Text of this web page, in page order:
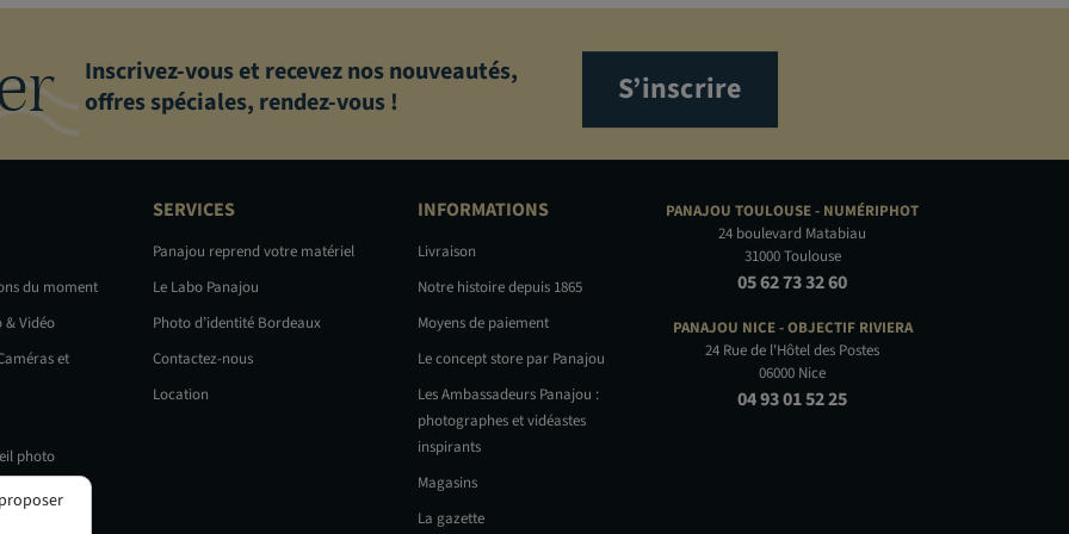
Inscrivez-vous et recevez nos nouveautés,
offres spéciales, rendez-vous !
S’inscrire
du moment
& Vidéo
et
photo
SERVICES
Panajou reprend votre matériel
Le Labo Panajou
Photo d’identité Bordeaux
Contactez-nous
Location
INFORMATIONS
Livraison
Notre histoire depuis 1865
Moyens de paiement
Le concept store par Panajou
Les Ambassadeurs Panajou :
photographes et vidéastes
inspirants
Magasins
La gazette
PANAJOU TOULOUSE - NUMÉRIPHOT
24 boulevard Matabiau
31000 Toulouse
05 62 73 32 60
PANAJOU NICE -OBJECTIF RIVIERA
24 Rue de l'Hôtel des Postes
06000 Nice
04 93 01 52 25